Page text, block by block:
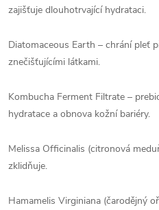
zajišťuje dlouhotrvající hydrataci.
Diatomaceous Earth – chrání pleť
znečišťujícími látkami.
Kombucha Ferment Filtrate –
hydratace a obnova kožní bariéry.
Melissa Officinalis (citronová
zklidňuje.
Hamamelis Virginiana (čarodějný